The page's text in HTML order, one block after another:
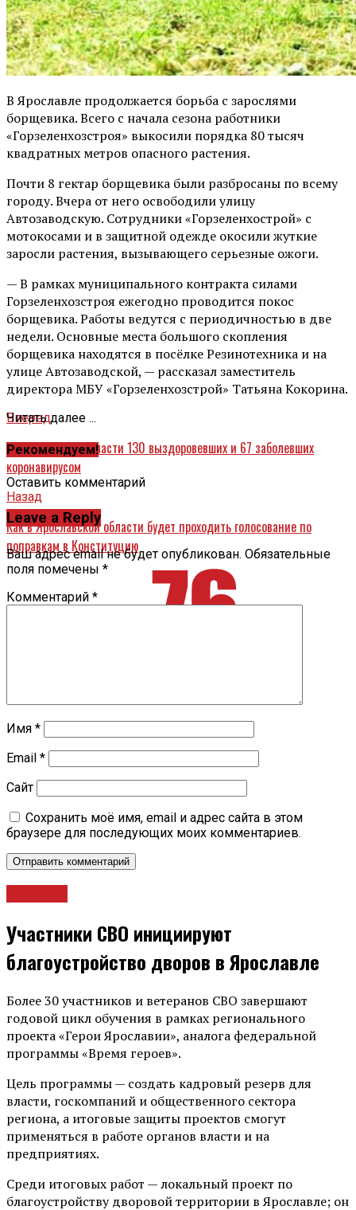
В Ярославле продолжается борьба с зарослями
борщевика. Всего с начала сезона работники
«Горзеленхозстроя» выкосили порядка 80 тысяч
квадратных метров опасного растения.
Почти 8 гектар борщевика были разбросаны по всему
городу. Вчера от него освободили улицу
Автозаводскую. Сотрудники «Горзеленхострой» с
мотокосами и в защитной одежде окосили жуткие
заросли растения, вызывающего серьезные ожоги.
— В рамках муниципального контракта силами
Горзеленхозстроя ежегодно проводится покос
борщевика. Работы ведутся с периодичностью в две
недели. Основные места большого скопления
борщевика находятся в посёлке Резинотехника и на
улице Автозаводской, — рассказал заместитель
директора МБУ «Горзеленхозстрой» Татьяна Кокорина.
Вперед
В Ярославской области 130 выздоровевших и 67 заболевших
коронавирусом
Назад
Как в Ярославской области будет проходить голосование по
поправкам в Конституцию
Читать далее ...
Рекомендуем!
Оставить комментарий
Leave a Reply
Ваш адрес email не будет опубликован. Обязательные
поля помечены *
Комментарий *
Имя *
Email *
Сайт
Сохранить моё имя, email и адрес сайта в этом
браузере для последующих моих комментариев.
Участники СВО инициируют
благоустройство дворов в Ярославле
Более 30 участников и ветеранов СВО завершают
годовой цикл обучения в рамках регионального
проекта «Герои Ярославии», аналога федеральной
программы «Время героев».
Цель программы — создать кадровый резерв для
власти, госкомпаний и общественного сектора
региона, а итоговые защиты проектов смогут
применяться в работе органов власти и на
предприятиях.
Среди итоговых работ — локальный проект по
благоустройству дворовой территории в Ярославле; он